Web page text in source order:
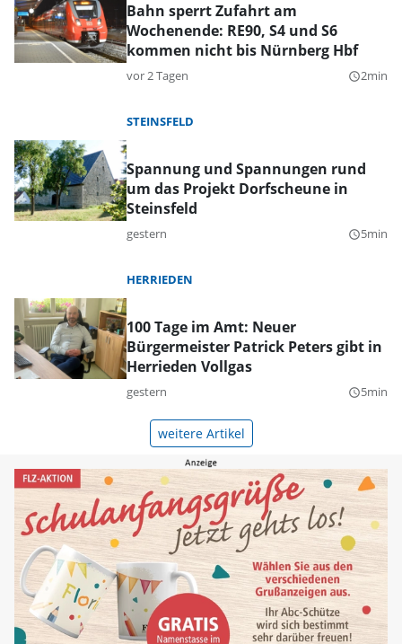
Bahn sperrt Zufahrt am
Wochenende: RE90, S4 und S6
kommen nicht bis Nürnberg Hbf
vor 2 Tagen query_builder2min
STEINSFELD
Spannung und Spannungen rund
um das Projekt Dorfscheune in
Steinsfeld
gestern query_builder5min
HERRIEDEN
100 Tage im Amt: Neuer
Bürgermeister Patrick Peters gibt in
Herrieden Vollgas
gestern query_builder5min
weitere Artikel